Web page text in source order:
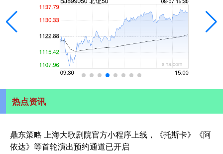
热点资讯
鼎东策略 上海大歌剧院官方小程序上线，《托斯卡》《阿
依达》等首轮演出预约通道已开启